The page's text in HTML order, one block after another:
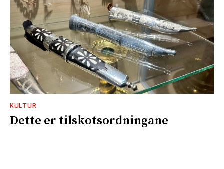
KULTUR
Dette er tilskotsordningane